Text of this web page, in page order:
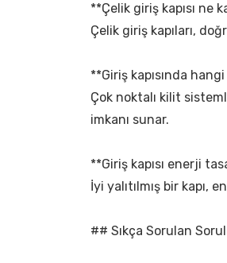
**Çelik giriş kapısı ne
Çelik giriş kapıları,
**Giriş kapısında
Çok noktalı kilit
imkanı sunar.
**Giriş kapısı enerji
İyi yalıtılmış bir kapı,
## Sıkça Sorulan